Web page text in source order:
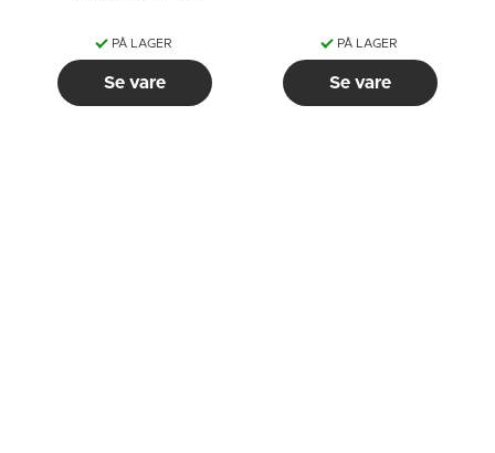
PÅ LAGER
Se vare
PÅ LAGER
Se vare